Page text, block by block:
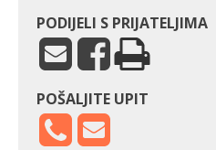
PODIJELI S PRIJATELJIMA
POŠALJITE UPIT